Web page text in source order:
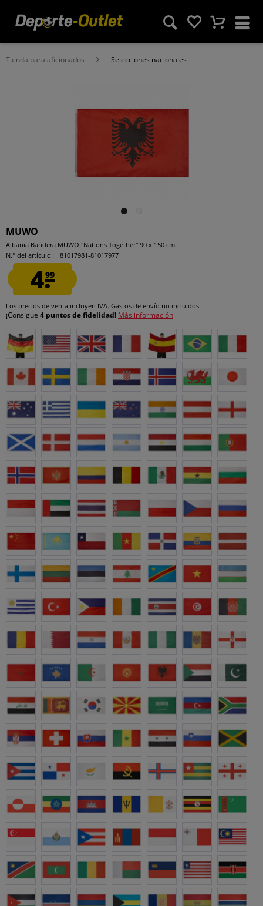
Tienda para aficionados Selecciones nacionales
MUWO
Albania Bandera MUWO "Nations Together" 90 x 150 cm
N.° del artículo:
81017981-81017977
4.99
Los precios de venta incluyen IVA. Gastos de envío no incluidos.
¡Consigue 4 puntos de fidelidad! Más información